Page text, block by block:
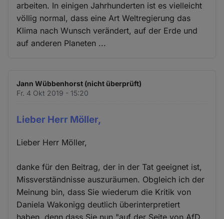
arbeiten. In einigen Jahrhunderten ist es vielleicht
völlig normal, dass eine Art Weltregierung das
Klima nach Wunsch verändert, auf der Erde und
auf anderen Planeten ...
Jann Wübbenhorst (nicht überprüft)
Fr. 4 Okt 2019 - 15:20
Lieber Herr Möller,
Lieber Herr Möller,
danke für den Beitrag, der in der Tat geeignet ist,
Missverständnisse auszuräumen. Obgleich ich der
Meinung bin, dass Sie wiederum die Kritik von
Daniela Wakonigg deutlich überinterpretiert